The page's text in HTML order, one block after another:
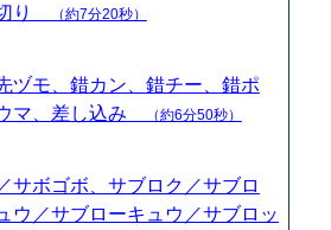
り
（約7分20秒）
ヅモ、錯カン、錯チー、錯ポ
マ、差し込み
（約6分50秒）
サボゴボ、サブロク／サブロ
ウ／サブローキュウ／サブロッ